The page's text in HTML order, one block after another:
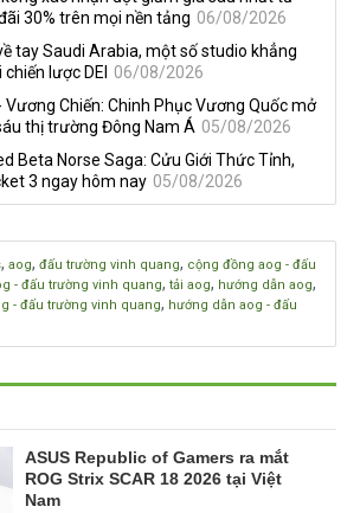
30% trên mọi nền tảng 06/08/2026
tay Saudi Arabia, một số studio khẳng
lược DEI 06/08/2026
Vương Chiến: Chinh Phục Vương Quốc mở
thị trường Đông Nam Á 05/08/2026
Beta Norse Saga: Cửu Giới Thức Tỉnh,
3 ngay hôm nay 05/08/2026
, aog, đấu trường vinh quang, cộng đồng aog - đấu
- đấu trường vinh quang, tải aog, hướng dẫn aog,
- đấu trường vinh quang, hướng dẫn aog - đấu
ASUS Republic of Gamers ra mắt
ROG Strix SCAR 18 2026 tại Việt
Nam